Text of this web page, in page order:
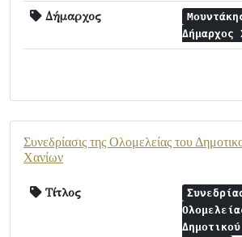
Δήμαρχος
Δήμαρχος
Συνεδρίασις της Ολομελείας του
Χανίων
Τίτλος